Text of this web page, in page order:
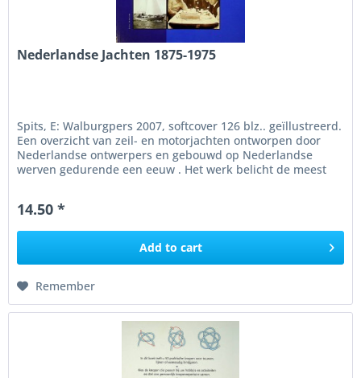
Nederlandse Jachten 1875-1975
Spits, E: Walburgpers 2007, softcover 126 blz.. geïllustreerd.
Een overzicht van zeil- en motorjachten ontworpen door
Nederlandse ontwerpers en gebouwd op Nederlandse
werven gedurende een eeuw . Het werk belicht de meest
14.50 *
Add to cart
Remember